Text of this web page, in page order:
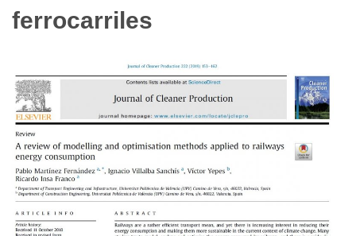
ferrocarriles